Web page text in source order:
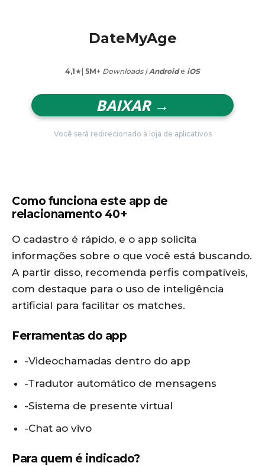
DateMyAge
4,1★| 5M+ Downloads |Androide iOS
BAIXAR →
Você será redirecionado à loja de aplicativos
Como funciona este app de
relacionamento 40+
O cadastro é rápido, e o app solicita
informações sobre o que você está buscando.
A partir disso, recomenda perfis compatíveis,
com destaque para o uso de inteligência
artificial para facilitar os matches.
Ferramentas do app
-Videochamadas dentro do app
-Tradutor automático de mensagens
-Sistema de presente virtual
-Chat ao vivo
Para quem é indicado?